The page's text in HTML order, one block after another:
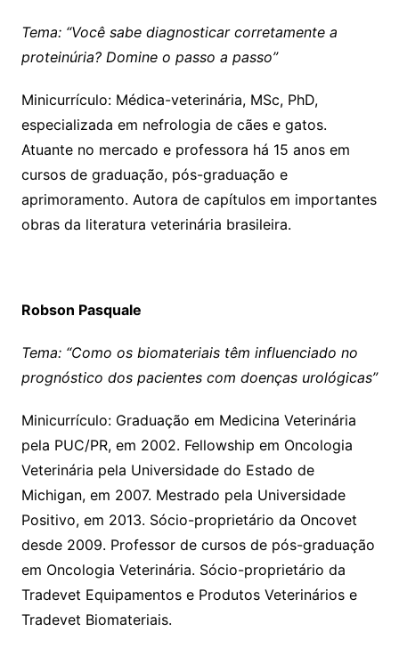
Tema: “Você sabe diagnosticar corretamente a
proteinúria? Domine o passo a passo”
Minicurrículo: Médica-veterinária, MSc, PhD,
especializada em nefrologia de cães e gatos.
Atuante no mercado e professora há 15 anos em
cursos de graduação, pós-graduação e
aprimoramento. Autora de capítulos em importantes
obras da literatura veterinária brasileira.
Robson Pasquale
Tema: “Como os biomateriais têm influenciado no
prognóstico dos pacientes com doenças urológicas”
Minicurrículo: Graduação em Medicina Veterinária
pela PUC/PR, em 2002. Fellowship em Oncologia
Veterinária pela Universidade do Estado de
Michigan, em 2007. Mestrado pela Universidade
Positivo, em 2013. Sócio-proprietário da Oncovet
desde 2009. Professor de cursos de pós-graduação
em Oncologia Veterinária. Sócio-proprietário da
Tradevet Equipamentos e Produtos Veterinários e
Tradevet Biomateriais.